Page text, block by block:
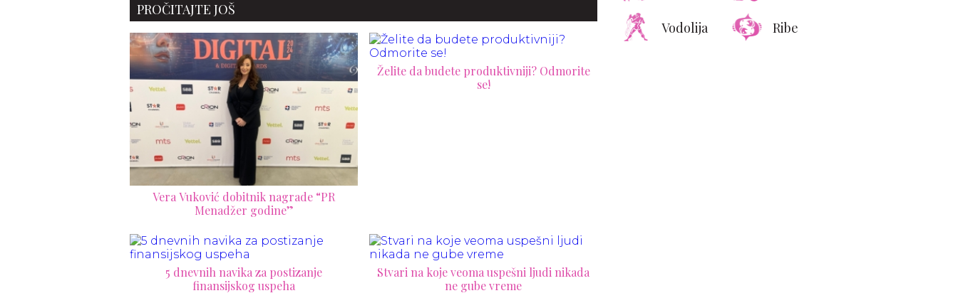
PROČITAJTE JOŠ
Vera Vuković dobitnik nagrade “PR
Menadžer godine”
Želite da budete produktivniji? Odmorite
se!
5 dnevnih navika za postizanje
finansijskog uspeha
Stvari na koje veoma uspešni ljudi nikada
ne gube vreme
Vodolija Ribe